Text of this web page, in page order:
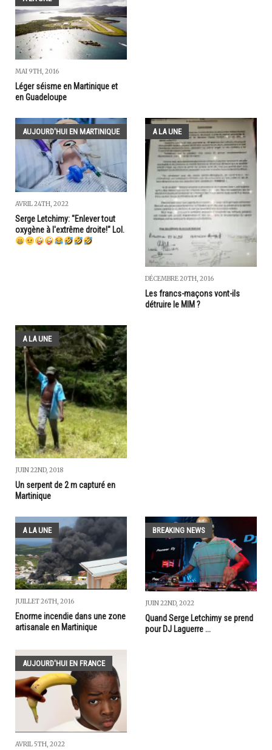
MAI 9TH, 2016
Léger séisme en Martinique et
en Guadeloupe
AUJOURD'HUI EN MARTINIQUE
AVRIL 24TH, 2022
Serge Letchimy: "Enlever tout
oxygène à l'extrême droite!" Lol.
A LA UNE
DÉCEMBRE 20TH, 2016
Les francs-maçons vont-ils
détruire le MIM ?
A LA UNE
JUIN 22ND, 2018
Un serpent de 2 m capturé en
Martinique
A LA UNE
JUILLET 26TH, 2016
Enorme incendie dans une zone
artisanale en Martinique
BREAKING NEWS
JUIN 22ND, 2022
Quand Serge Letchimy se prend
pour DJ Laguerre ...
AUJOURD'HUI EN FRANCE
AVRIL 5TH, 2022